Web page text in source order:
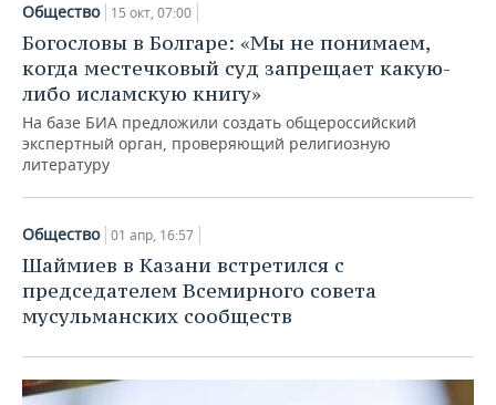
Общество 15 окт, 07:00
Богословы в Болгаре: «Мы не понимаем,
когда местечковый суд запрещает какую-
либо исламскую книгу»
На базе БИА предложили создать общероссийский
экспертный орган, проверяющий религиозную
литературу
Общество 01 апр, 16:57
Шаймиев в Казани встретился с
председателем Всемирного совета
мусульманских сообществ